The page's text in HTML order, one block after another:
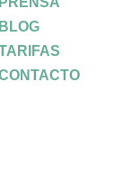
BLOG